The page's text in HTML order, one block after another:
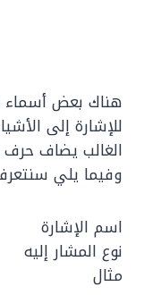
هناك بعض أسماء
للإشارة إلى
الغالب يضاف حرف
وفيما يلي
اسم الإشارة
نوع المشار إليه
مثال